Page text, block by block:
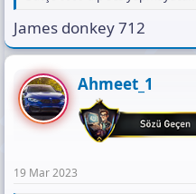
James donkey 712
Ahmeet_1
19 Mar 2023